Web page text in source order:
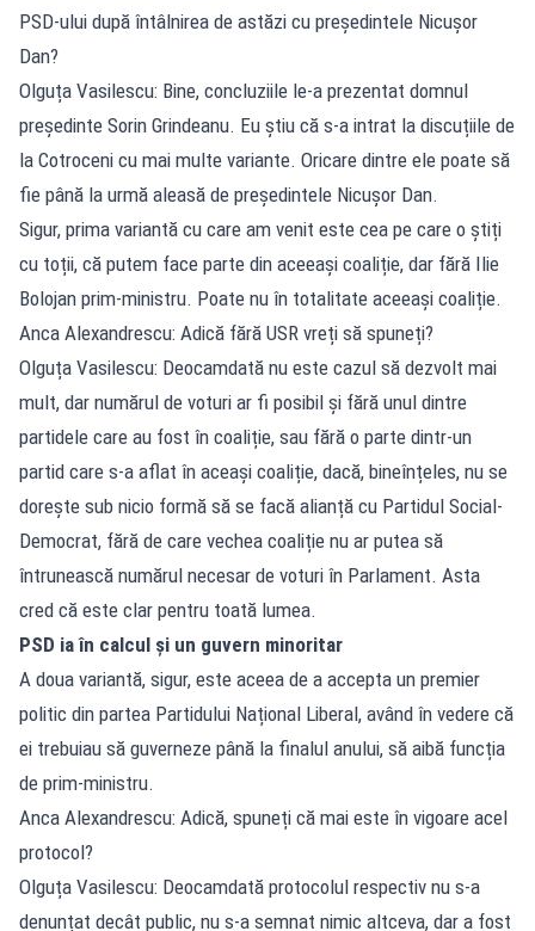
PSD-ului după întâlnirea de astăzi cu președintele Nicușor
Dan?
Olguța Vasilescu: Bine, concluziile le-a prezentat domnul
președinte Sorin Grindeanu. Eu știu că s-a intrat la discuțiile de
la Cotroceni cu mai multe variante. Oricare dintre ele poate să
fie până la urmă aleasă de președintele Nicușor Dan.
Sigur, prima variantă cu care am venit este cea pe care o știți
cu toții, că putem face parte din aceeași coaliție, dar fără Ilie
Bolojan prim-ministru. Poate nu în totalitate aceeași coaliție.
Anca Alexandrescu: Adică fără USR vreți să spuneți?
Olguța Vasilescu: Deocamdată nu este cazul să dezvolt mai
mult, dar numărul de voturi ar fi posibil și fără unul dintre
partidele care au fost în coaliție, sau fără o parte dintr-un
partid care s-a aflat în aceași coaliție, dacă, bineînțeles, nu se
dorește sub nicio formă să se facă alianță cu Partidul Social-
Democrat, fără de care vechea coaliție nu ar putea să
întrunească numărul necesar de voturi în Parlament. Asta
cred că este clar pentru toată lumea.
PSD ia în calcul și un guvern minoritar
A doua variantă, sigur, este aceea de a accepta un premier
politic din partea Partidului Național Liberal, având în vedere că
ei trebuiau să guverneze până la finalul anului, să aibă funcția
de prim-ministru.
Anca Alexandrescu: Adică, spuneți că mai este în vigoare acel
protocol?
Olguța Vasilescu: Deocamdată protocolul respectiv nu s-a
denunțat decât public, nu s-a semnat nimic altceva, dar a fost